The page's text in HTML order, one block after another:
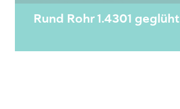
Rund Rohr 1.4301 geglüht